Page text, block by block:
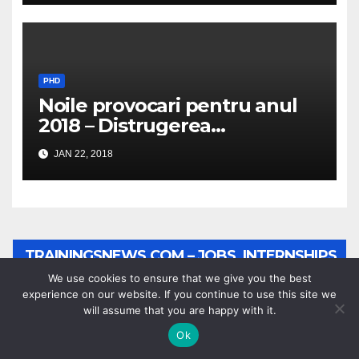
PHD
Noile provocari pentru anul
2018 – Distrugerea
structurilor EUro-Atlanti…
JAN 22, 2018
TRAININGSNEWS.COM – JOBS, INTERNSHIPS,
SCHOLARSHIPS
We use cookies to ensure that we give you the best
experience on our website. If you continue to use this site we
will assume that you are happy with it.
Ok